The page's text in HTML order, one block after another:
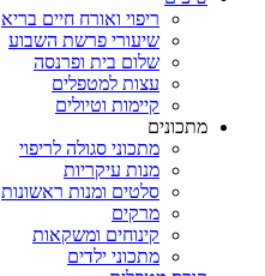
ריפוי ואורח חיים בריא
שיעורי פרשת השבוע
שלום בית ופרנסה
עצות למטפלים
קיימות וטיולים
מתכונים
מתכוני סגולה לריפוי
מנות עיקריות
סלטים ומנות ראשונות
מרקים
קינוחים ומשקאות
מתכוני ילדים